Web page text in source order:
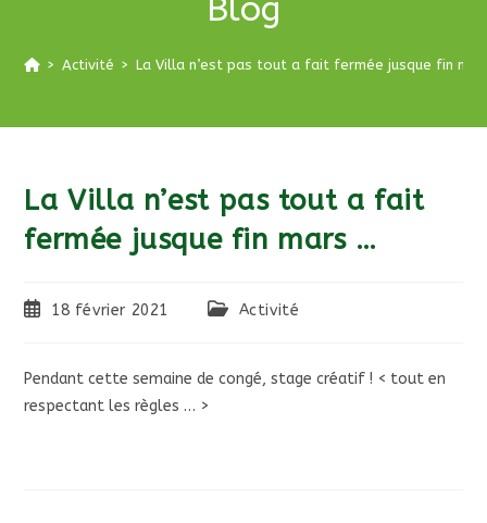
Blog
> Activité > La Villa n’est pas tout a fait fermée jusque fin
La Villa n’est pas tout a fait
fermée jusque fin mars …
Publication
18 février 2021
PostActivité
Pendant cette semaine de congé, stage créatif ! < tout en
respectant les règles … >